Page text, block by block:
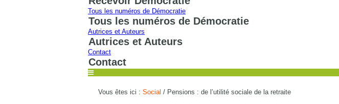
Tous les numéros de Démocratie
Tous les numéros de Démocratie
Autrices et Auteurs
Autrices et Auteurs
Contact
Contact
Vous êtes ici : Social / Pensions : de l’utilité sociale de la retraite